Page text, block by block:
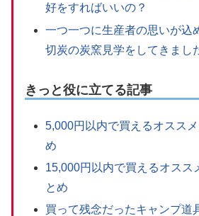
好をすればいいの？
一つ一つに生産者の思いが込
切炭の炭窯見学をしてきまし
きっと役に立てる記事
5,000円以内で買えるオスス
め
15,000円以内で買えるオスス
とめ
買って残念だったキャンプ道